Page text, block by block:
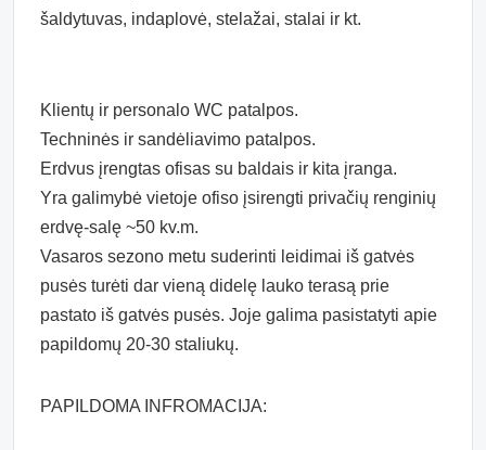
šaldytuvas, indaplovė, stelažai, stalai ir kt.
Klientų ir personalo WC patalpos.
Techninės ir sandėliavimo patalpos.
Erdvus įrengtas ofisas su baldais ir kita įranga.
Yra galimybė vietoje ofiso įsirengti privačių renginių
erdvę-salę ~50 kv.m.
Vasaros sezono metu suderinti leidimai iš gatvės
pusės turėti dar vieną didelę lauko terasą prie
pastato iš gatvės pusės. Joje galima pasistatyti apie
papildomų 20-30 staliukų.
PAPILDOMA INFROMACIJA: